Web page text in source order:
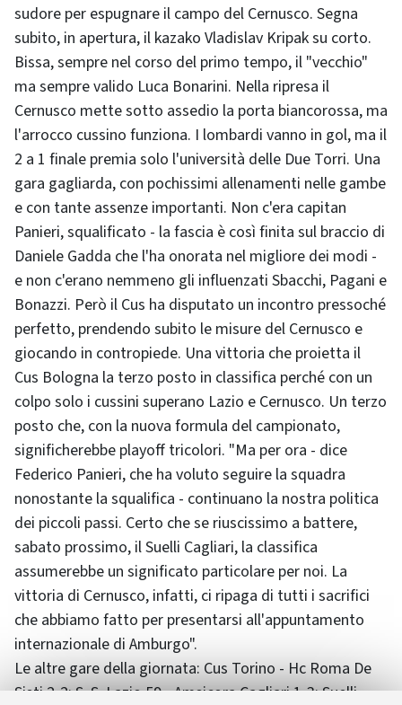
sudore per espugnare il campo del Cernusco. Segna
subito, in apertura, il kazako Vladislav Kripak su corto.
Bissa, sempre nel corso del primo tempo, il "vecchio"
ma sempre valido Luca Bonarini. Nella ripresa il
Cernusco mette sotto assedio la porta biancorossa, ma
l'arrocco cussino funziona. I lombardi vanno in gol, ma il
2 a 1 finale premia solo l'università delle Due Torri. Una
gara gagliarda, con pochissimi allenamenti nelle gambe
e con tante assenze importanti. Non c'era capitan
Panieri, squalificato - la fascia è così finita sul braccio di
Daniele Gadda che l'ha onorata nel migliore dei modi -
e non c'erano nemmeno gli influenzati Sbacchi, Pagani e
Bonazzi. Però il Cus ha disputato un incontro pressoché
perfetto, prendendo subito le misure del Cernusco e
giocando in contropiede. Una vittoria che proietta il
Cus Bologna la terzo posto in classifica perché con un
colpo solo i cussini superano Lazio e Cernusco. Un terzo
posto che, con la nuova formula del campionato,
significherebbe playoff tricolori. "Ma per ora - dice
Federico Panieri, che ha voluto seguire la squadra
nonostante la squalifica - continuano la nostra politica
dei piccoli passi. Certo che se riuscissimo a battere,
sabato prossimo, il Suelli Cagliari, la classifica
assumerebbe un significato particolare per noi. La
vittoria di Cernusco, infatti, ci ripaga di tutti i sacrifici
che abbiamo fatto per presentarsi all'appuntamento
internazionale di Amburgo".
Le altre gare della giornata: Cus Torino - Hc Roma De
Sisti 2-2; S. S. Lazio 59 - Amsicora Cagliari 1-3; Suelli